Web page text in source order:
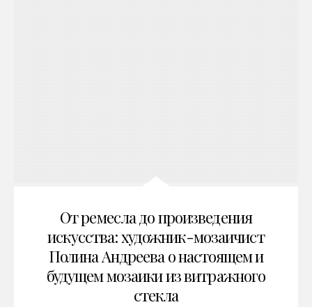
От ремесла до произведения
искусства: художник-мозаичист
Полина Андреева о настоящем и
будущем мозаики из витражного
стекла